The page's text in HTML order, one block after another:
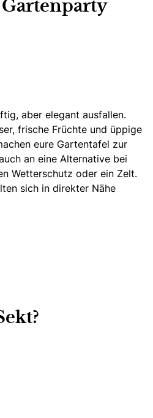
aber elegant ausfallen.
frische Früchte und üppige
eure Gartentafel zur
an eine Alternative bei
Wetterschutz oder ein Zelt.
sich in direkter Nähe